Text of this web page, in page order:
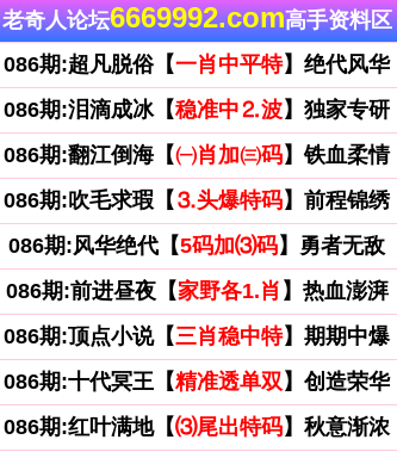
老奇人论坛6669992.com高手资料区
086期:超凡脱俗【一肖中平特】绝代风华
086期:泪滴成冰【稳准中⒉波】独家专研
086期:翻江倒海【㈠肖加㈢码】铁血柔情
086期:吹毛求瑕【 ⒊头爆特码】前程锦绣
086期:风华绝代【5码加⑶码】勇者无敌
086期:前进昼夜【家野各1.肖 】热血澎湃
086期:顶点小说【三肖稳中特】期期中爆
086期:十代冥王【精准透单双】创造荣华
086期:红叶满地【⑶尾出特码】秋意渐浓